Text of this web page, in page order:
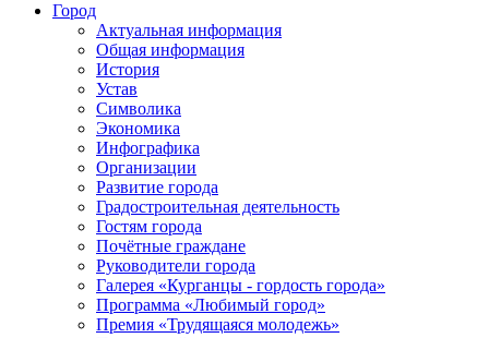
Город
Актуальная информация
Общая информация
История
Устав
Символика
Экономика
Инфографика
Организации
Развитие города
Градостроительная деятельность
Гостям города
Почётные граждане
Руководители города
Галерея «Курганцы - гордость города»
Программа «Любимый город»
Премия «Трудящаяся молодежь»